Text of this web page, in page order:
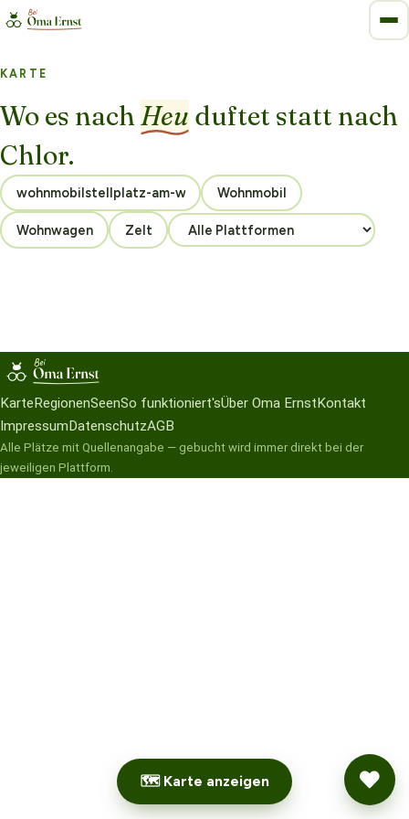
KARTE
Wo es nach Heu duftet statt nach
Chlor.
Wohnmobil
Wohnwagen Zelt
🗺 Karte anzeigen
Karte RegionenSeenSo funktioniert'sÜber Oma Ernst Kontakt
Impressum DatenschutzAGB
Alle Plätze mit Quellenangabe — gebucht wird immer direkt bei der
jeweiligen Plattform.